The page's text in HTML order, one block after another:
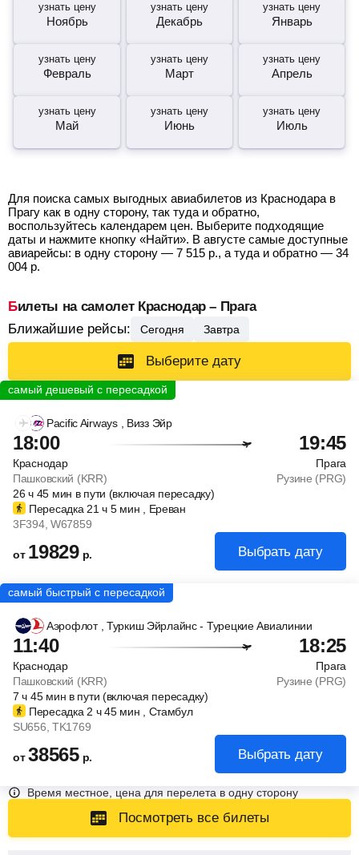
узнать цену
Ноябрь
узнать цену
Декабрь
узнать цену
Январь
узнать цену
Февраль
узнать цену
Март
узнать цену
Апрель
узнать цену
Май
узнать цену
Июнь
узнать цену
Июль
Для поиска самых выгодных авиабилетов из Краснодара в
Прагу как в одну сторону, так туда и обратно,
воспользуйтесь календарем цен. Выберите подходящие
даты и нажмите кнопку «Найти». В августе самые доступные
авиарейсы: в одну сторону — 7 515 р., а туда и обратно — 34
004 р.
Билеты на самолет Краснодар – Прага
Ближайшие рейсы:
Сегодня Завтра
Выберите дату
Pacific Airways , Визз Эйр
18:00 19:45
Краснодар
Прага
Пашковский (KRR)
Рузине (PRG)
26ч45 мин в пути (включая пересадку)
Пересадка 21ч 5 мин , Ереван
3F394, W67859
от 19829 р. Выбрать дату
Аэрофлот , Туркиш Эйрлайнс - Турецкие Авиалинии
11:40 18:25
Краснодар
Прага
Пашковский (KRR)
Рузине (PRG)
7ч 45 мин в пути (включая пересадку)
Пересадка 2 ч45 мин , Стамбул
SU656 , TK1769
от38565 р. Выбрать дату
Время местное, цена для перелета в одну сторону
Посмотреть все билеты